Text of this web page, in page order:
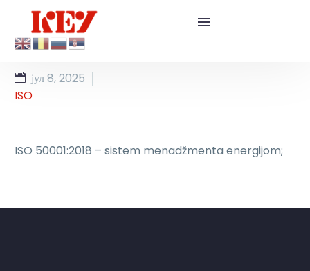
јул 8, 2025
ISO
ISO 50001:2018 – sistem menadžmenta energijom;